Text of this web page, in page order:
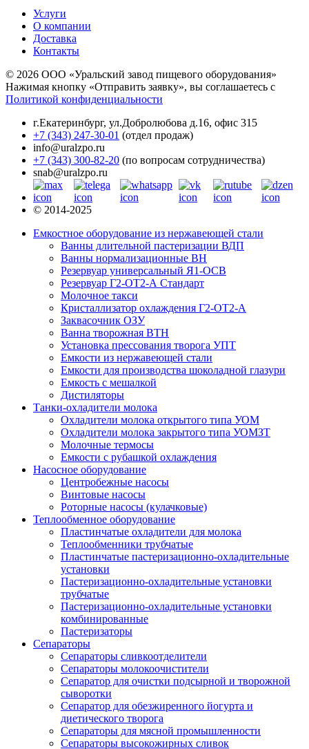
Услуги
О компании
Доставка
Контакты
© 2026 ООО «Уральский завод пищевого оборудования»
Нажимая кнопку «Отправить заявку», вы соглашаетесь с
Политикой конфиденциальности
г.Екатеринбург, ул.Добролюбова д.16, офис 315
+7 (343) 247-30-01 (отдел продаж)
info@uralzpo.ru
+7 (343) 300-82-20 (по вопросам сотрудничества)
snab@uralzpo.ru
© 2014-2025
Емкостное оборудование из нержавеющей стали
Ванны длительной пастеризации ВДП
Ванны нормализационные ВН
Резервуар универсальный Я1-ОСВ
Резервуар Г2-ОТ2-А Стандарт
Молочное такси
Кристаллизатор охлаждения Г2-ОТ2-А
Заквасочник ОЗУ
Ванна творожная ВТН
Установка прессования творога УПТ
Емкости из нержавеющей стали
Емкости для производства шоколадной глазури
Емкость с мешалкой
Дистиляторы
Танки-охладители молока
Охладители молока открытого типа УОМ
Охладители молока закрытого типа УОМЗТ
Молочные термосы
Емкости с рубашкой охлаждения
Насосное оборудование
Центробежные насосы
Винтовые насосы
Роторные насосы (кулачковые)
Теплообменное оборудование
Пластинчатые охладители для молока
Теплообменники трубчатые
Пластинчатые пастеризационно-охладительные
установки
Пастеризационно-охладительные установки
трубчатые
Пастеризационно-охладительные установки
комбинированные
Пастеризаторы
Сепараторы
Сепараторы сливкоотделители
Сепараторы молокоочистители
Сепаратор для очистки подсырной и творожной
сыворотки
Сепаратор для обезжиренного йогурта и
диетического творога
Сепараторы для мясной промышленности
Сепараторы высокожирных сливок